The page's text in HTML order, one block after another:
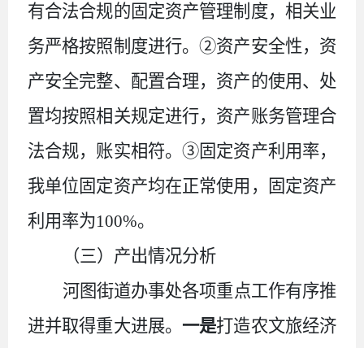
有合法合规的固定资产管理制度，相关业
务严格按照制度进行。②资产安全性，资
产安全完整、配置合理，资产的使用、处
置均按照相关规定进行，资产账务管理合
法合规，账实相符。③固定资产利用率，
我单位固定资产均在正常使用，固定资产
利用率为100%。
（三）产出情况分析
河图街道办事处各项重点工作有序推
进并取得重大进展。 一是打造农文旅经济